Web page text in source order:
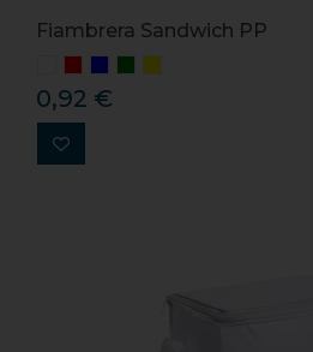
Fiambrera Sandwich PP
0,92 €